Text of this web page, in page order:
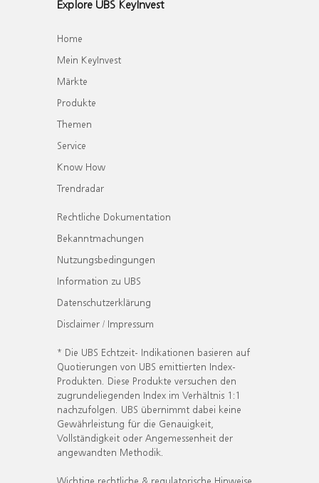
Explore UBS KeyInvest
Home
Mein KeyInvest
Märkte
Produkte
Themen
Service
Know How
Trendradar
Rechtliche Dokumentation
Bekanntmachungen
Nutzungsbedingungen
Information zu UBS
Datenschutzerklärung
Disclaimer / Impressum
* Die UBS Echtzeit- Indikationen basieren auf
Quotierungen von UBS emittierten Index-
Produkten. Diese Produkte versuchen den
zugrundeliegenden Index im Verhältnis 1:1
nachzufolgen. UBS übernimmt dabei keine
Gewährleistung für die Genauigkeit,
Vollständigkeit oder Angemessenheit der
angewandten Methodik.